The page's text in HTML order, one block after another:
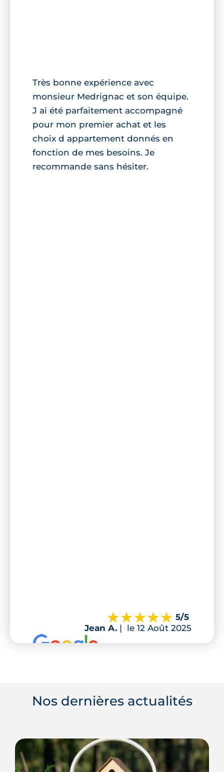
Très bonne expérience avec
monsieur Medrignac et son équipe.
J ai été parfaitement accompagné
pour mon premier achat et les
choix d appartement donnés en
fonction de mes besoins. Je
recommande sans hésiter.
5/5
Jean A. | le 12 Août 2025
Nos dernières actualités